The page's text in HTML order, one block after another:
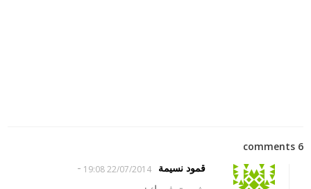
6 comments
قمود نسيمة
22/07/2014 19:08
-